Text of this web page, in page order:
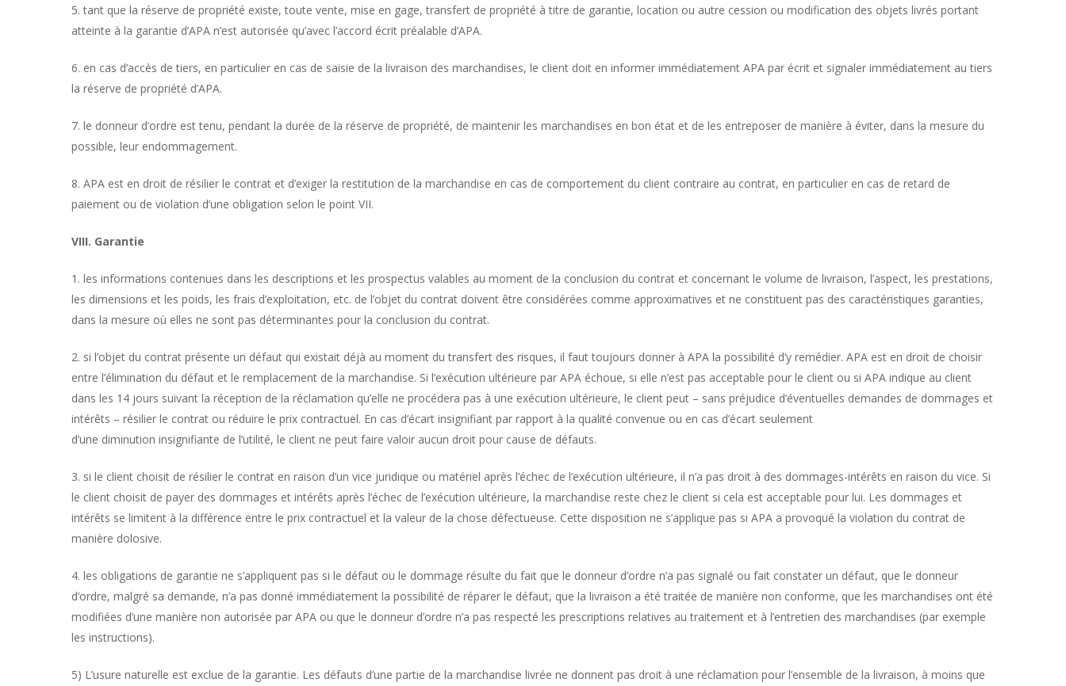
5. tant que la réserve de propriété existe, toute vente, mise en gage, transfert de propriété à titre de garantie, location ou autre cession ou modification des objets livrés portant
atteinte à la garantie d’APA n’est autorisée qu’avec l’accord écrit préalable d’APA.
6. en cas d’accès de tiers, en particulier en cas de saisie de la livraison des marchandises, le client doit en informer immédiatement APA par écrit et signaler immédiatement au tiers
la réserve de propriété d’APA.
7. le donneur d’ordre est tenu, pendant la durée de la réserve de propriété, de maintenir les marchandises en bon état et de les entreposer de manière à éviter, dans la mesure du
possible, leur endommagement.
8. APA est en droit de résilier le contrat et d’exiger la restitution de la marchandise en cas de comportement du client contraire au contrat, en particulier en cas de retard de
paiement ou de violation d’une obligation selon le point VII.
VIII. Garantie
1. les informations contenues dans les descriptions et les prospectus valables au moment de la conclusion du contrat et concernant le volume de livraison, l’aspect, les prestations,
les dimensions et les poids, les frais d’exploitation, etc. de l’objet du contrat doivent être considérées comme approximatives et ne constituent pas des caractéristiques garanties,
dans la mesure où elles ne sont pas déterminantes pour la conclusion du contrat.
2. si l’objet du contrat présente un défaut qui existait déjà au moment du transfert des risques, il faut toujours donner à APA la possibilité d’y remédier. APA est en droit de choisir
entre l’élimination du défaut et le remplacement de la marchandise. Si l’exécution ultérieure par APA échoue, si elle n’est pas acceptable pour le client ou si APA indique au client
dans les 14 jours suivant la réception de la réclamation qu’elle ne procédera pas à une exécution ultérieure, le client peut – sans préjudice d’éventuelles demandes de dommages et
intérêts – résilier le contrat ou réduire le prix contractuel. En cas d’écart insignifiant par rapport à la qualité convenue ou en cas d’écart seulement
d’une diminution insignifiante de l’utilité, le client ne peut faire valoir aucun droit pour cause de défauts.
3. si le client choisit de résilier le contrat en raison d’un vice juridique ou matériel après l’échec de l’exécution ultérieure, il n’a pas droit à des dommages-intérêts en raison du vice. Si
le client choisit de payer des dommages et intérêts après l’échec de l’exécution ultérieure, la marchandise reste chez le client si cela est acceptable pour lui. Les dommages et
intérêts se limitent à la différence entre le prix contractuel et la valeur de la chose défectueuse. Cette disposition ne s’applique pas si APA a provoqué la violation du contrat de
manière dolosive.
4. les obligations de garantie ne s’appliquent pas si le défaut ou le dommage résulte du fait que le donneur d’ordre n’a pas signalé ou fait constater un défaut, que le donneur
d’ordre, malgré sa demande, n’a pas donné immédiatement la possibilité de réparer le défaut, que la livraison a été traitée de manière non conforme, que les marchandises ont été
modifiées d’une manière non autorisée par APA ou que le donneur d’ordre n’a pas respecté les prescriptions relatives au traitement et à l’entretien des marchandises (par exemple
les instructions).
5) L’usure naturelle est exclue de la garantie. Les défauts d’une partie de la marchandise livrée ne donnent pas droit à une réclamation pour l’ensemble de la livraison, à moins que